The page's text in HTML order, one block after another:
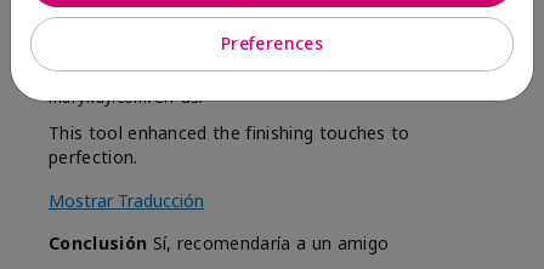
porShirley "Girl"
Evaluado en
marykay.com/en-us/
This tool enhanced the finishing touches to
perfection.
Mostrar Traducción
Conclusión Sí, recomendaría a un amigo
Preferences